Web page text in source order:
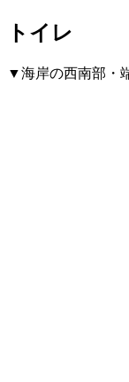
トイレ
▼海岸の西南部・